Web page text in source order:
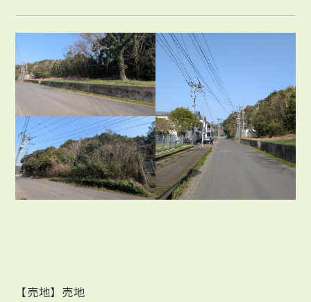
【売地】売地